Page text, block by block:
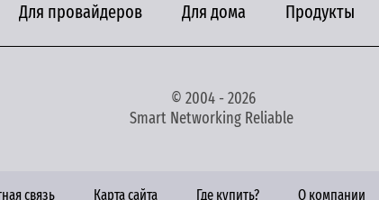
Для провайдеров Для дома Продукты
© 2004 - 2026
Smart Networking Reliable
связь Карта сайта Где купить? О компании